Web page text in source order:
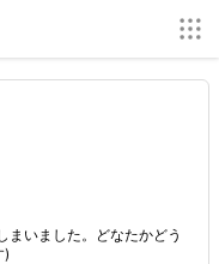
まいました。どなたかどう
)